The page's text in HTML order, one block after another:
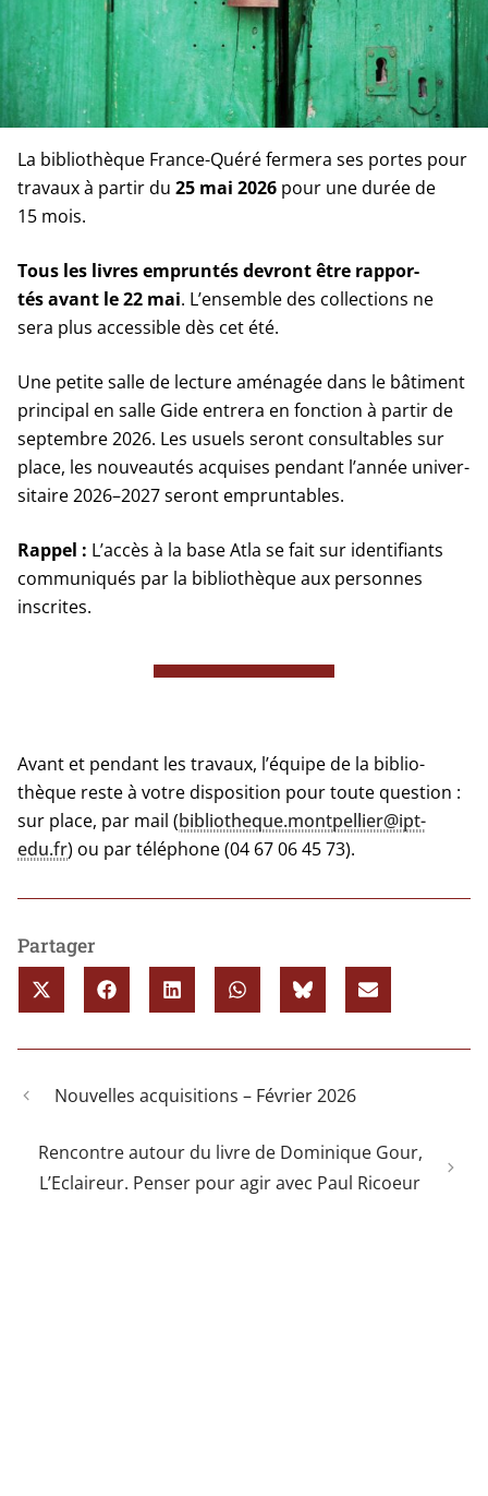
La biblio­thèque France-Quéré fer­me­ra ses portes pour
tra­vaux à par­tir du 25 mai 2026 pour une durée de
15 mois.
Tous les livres emprun­tés devront être rap­por­
tésavant le 22 mai. L’ensemble des col­lec­tions ne
sera plus acces­sible dès cet été.
Une petite salle de lec­ture amé­na­gée dans le bâti­ment
prin­ci­pal en salle Gide entre­ra en fonc­tion à par­tir de
sep­tembre 2026. Les usuels seront consul­tables sur
place, les nou­veau­tés acquises pen­dant l’an­née uni­ver­
si­taire 2026–2027 seront empruntables.
Rappel : L’accès à la base Atla se fait sur iden­ti­fiants
com­mu­ni­qués par la biblio­thèque aux per­sonnes
inscrites.
Avant et pen­dant les tra­vaux, l’é­quipe de la biblio­
thèque reste à votre dis­po­si­tion pour toute ques­tion :
sur place, par mail (bibliotheque.montpellier@ipt-
edu.fr) ou par télé­phone (04 67 06 45 73).
Partager
SHARE
ON
(TWITTER)
SHARE
ON
SHARE
ON
SHARE
ON
SHARE
ON
SHARE
ON EMAIL
Nouvelles acquisitions – Février 2026
Rencontre autour du livre de Dominique Gour,
L’Eclaireur. Penser pour agir avec Paul Ricoeur